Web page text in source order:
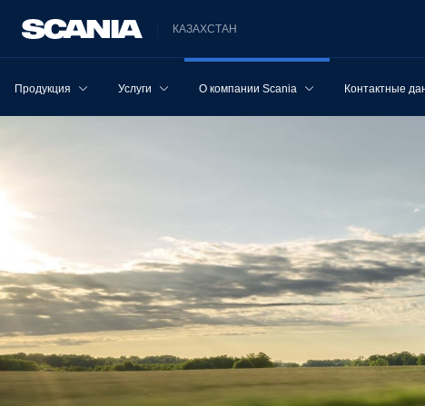
КАЗАХСТАН
Продукция Услуги О компании Scania Контактные